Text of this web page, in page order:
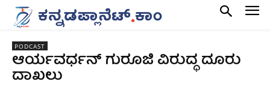
PODCAST
ಆರ್ಯವರ್ಧನ್‌ ಗುರೂಜಿ ವಿರುದ್ಧ ದೂರು
ದಾಖಲು